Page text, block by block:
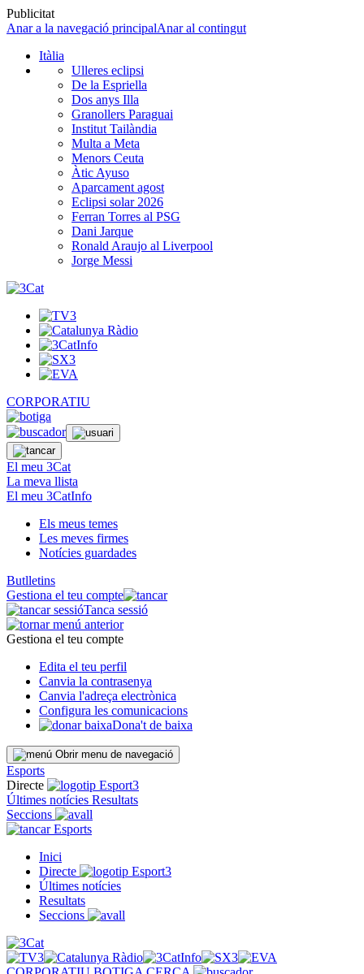
Publicitat
Anar a la navegació principalAnar al contingut
Itàlia
Ulleres eclipsi
De la Espriella
Dos anys Illa
Granollers Paraguai
Institut Tailàndia
Multa a Meta
Menors Ceuta
Àtic Ayuso
Aparcament agost
Eclipsi solar 2026
Ferran Torres al PSG
Dani Jarque
Ronald Araujo al Liverpool
Jorge Messi
CORPORATIU
El meu 3Cat
La meva llista
El meu 3CatInfo
Els meus temes
Les meves firmes
Notícies guardades
Butlletins
Gestiona el teu compte
Tanca sessió
Gestiona el teu compte
Edita el teu perfil
Canvia la contrasenya
Canvia l'adreça electrònica
Configura les comunicacions
Dona't de baixa
Obrir menu de navegació
Esports
Directe
Últimes notícies Resultats
Seccions
Esports
Inici
Directe
Últimes notícies
Resultats
Seccions